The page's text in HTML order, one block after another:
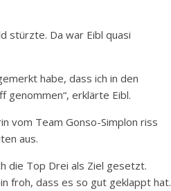
stürzte. Da war Eibl quasi
habe, dass ich in den
genommen“, erklärte Eibl.
vom Team Gonso-Simplon riss
aus.
die Top Drei als Ziel gesetzt.
froh, dass es so gut geklappt hat.